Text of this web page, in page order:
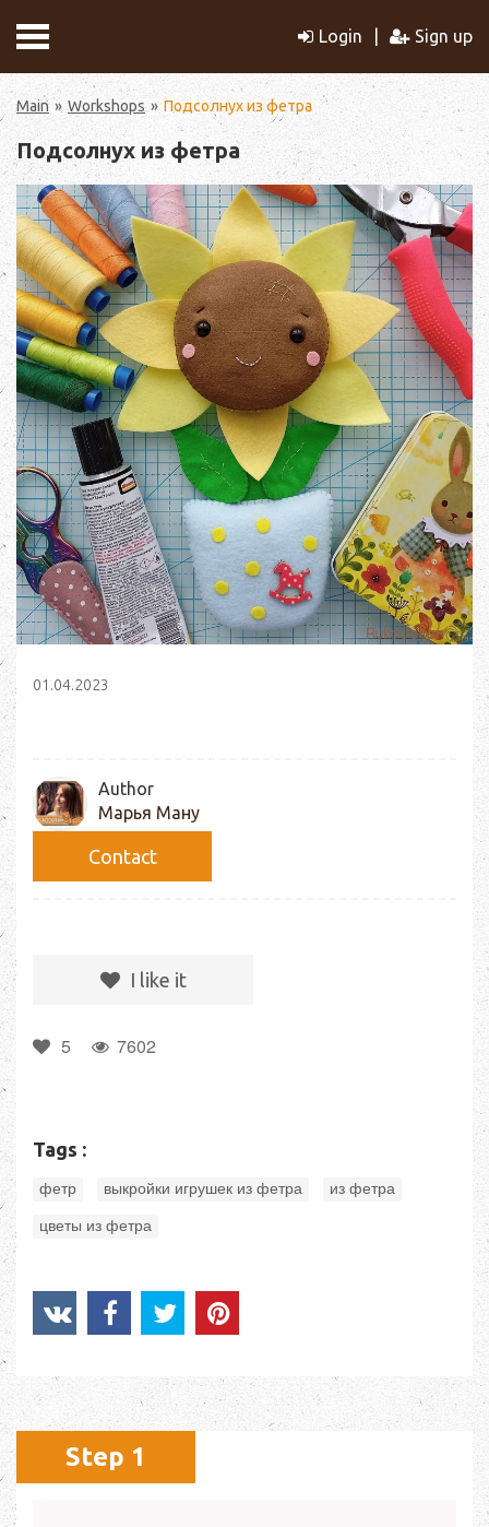
Login Sign up
Main Workshops Подсолнух из фетра
Подсолнух из фетра
01.04.2023
Author
Марья Ману
Сontact
I like it
5 7602
Tags :
фетр выкройки игрушек из фетра из фетра
цветы из фетра
Step 1